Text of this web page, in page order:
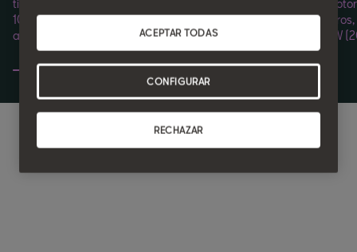
tiene una autonomía eléctrica sin emisiones de más de
100 km*. Combina también ambos motores para una
autonomía total entre 850 y 910 km.
kW
RECHAZAR
ACEPTAR TODAS
CONFIGURAR